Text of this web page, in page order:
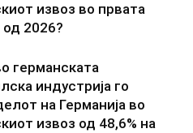
извоз во првата
2026?
германската
индустрија го
на Германија во
извоз од 48,6% на